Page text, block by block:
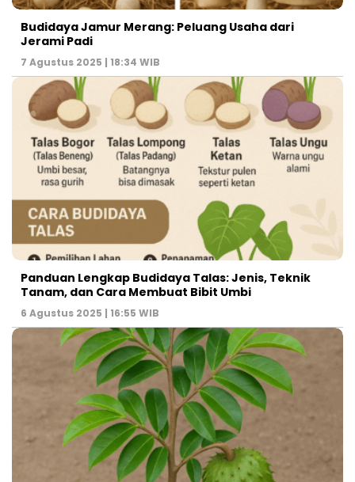
Budidaya Jamur Merang: Peluang Usaha dari
Jerami Padi
7 Agustus 2025 | 18:34 WIB
Panduan Lengkap Budidaya Talas: Jenis, Teknik
Tanam, dan Cara Membuat Bibit Umbi
6 Agustus 2025 | 16:55 WIB